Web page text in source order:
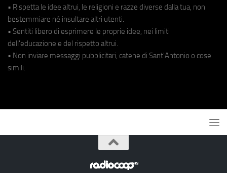
• Rispetta le idee altrui, le religioni e razze diverse dalla tua, non
bestemmiare né insultare altri utenti.
• Sentiti libero di esprimere le proprie idee, nei limiti
dell'educazione e del rispetto altrui.
• Non inviare messaggi pubblicitari, catene di Sant'Antonio o cose
simili.